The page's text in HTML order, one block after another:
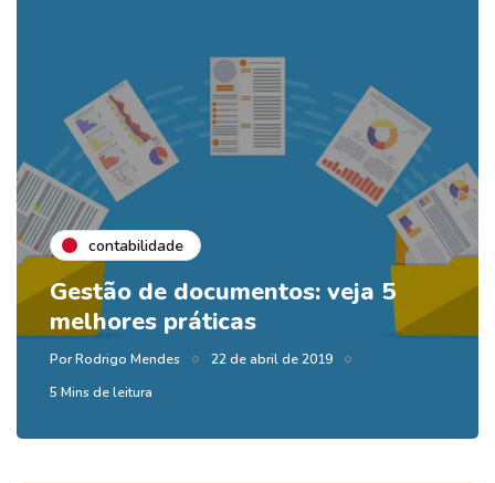
contabilidade
Gestão de documentos: veja 5
melhores práticas
PorRodrigo Mendes
22 de abril de 2019
5 Mins de leitura